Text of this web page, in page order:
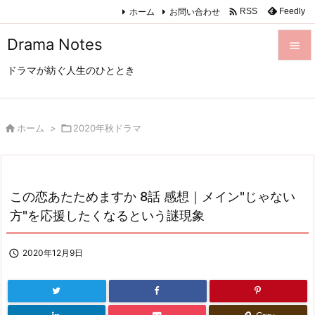
Drama Notes
ドラマが紡ぐ人生のひととき

次へ
検索
ホーム お問い合わせ  RSS Feedly
 ホーム > 2020年秋ドラマ
この恋あたためますか 8話 感想｜メイン"じゃない
方"を応援したくなるという謎現象
 2020年12月9日